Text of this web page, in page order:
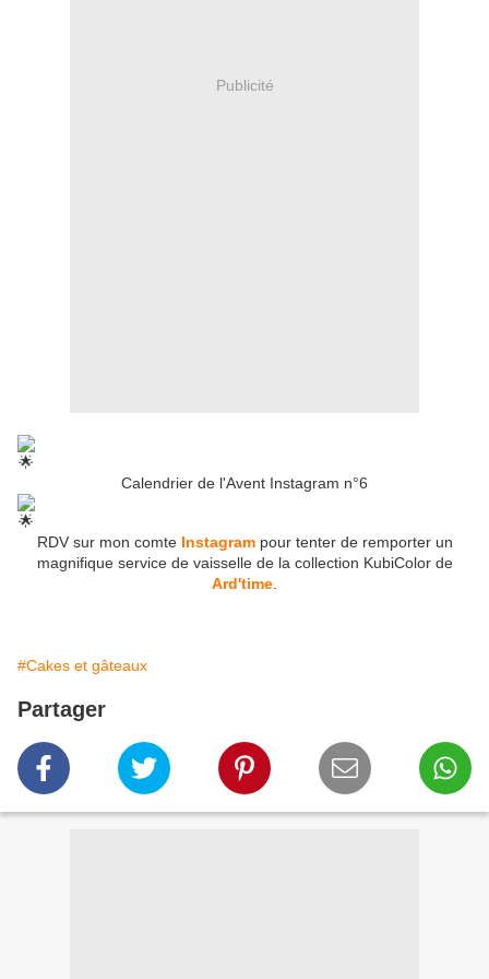
Publicité
Calendrier de l'Avent Instagram n°6
RDV sur mon comte Instagrampour tenter de remporter un
magnifique service de vaisselle de la collection KubiColor de
Ard'time
#Cakes et gâteaux
Partager